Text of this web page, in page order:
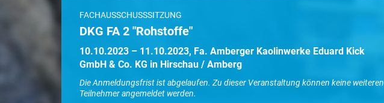
FACHAUSSCHUSSSITZUNG
DKG FA 2 "Rohstoffe"
10.10.2023 – 11.10.2023, Fa. Amberger Kaolinwerke Eduard Kick
GmbH & Co. KG in Hirschau / Amberg
Die Anmeldungsfrist ist abgelaufen. Zu dieser Veranstaltung können keine weiteren
Teilnehmer angemeldet werden.